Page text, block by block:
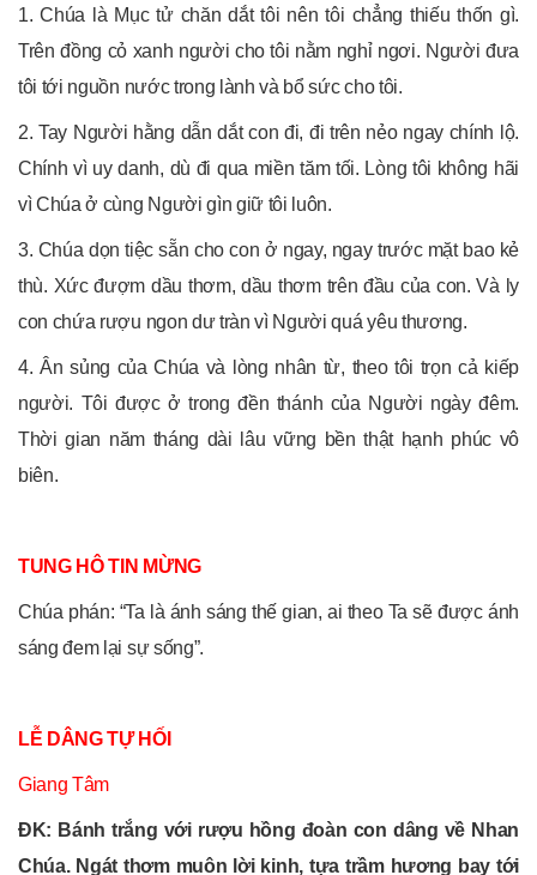
1. Chúa là Mục tử chăn dắt tôi nên tôi chẳng thiếu thốn gì.
Trên đồng cỏ xanh người cho tôi nằm nghỉ ngơi. Người đưa
tôi tới nguồn nước trong lành và bổ sức cho tôi.
2. Tay Người hằng dẫn dắt con đi, đi trên nẻo ngay chính lộ.
Chính vì uy danh, dù đi qua miền tăm tối. Lòng tôi không hãi
vì Chúa ở cùng Người gìn giữ tôi luôn.
3. Chúa dọn tiệc sẵn cho con ở ngay, ngay trước mặt bao kẻ
thù. Xức đượm dầu thơm, dầu thơm trên đầu của con. Và ly
con chứa rượu ngon dư tràn vì Người quá yêu thương.
4. Ân sủng của Chúa và lòng nhân từ, theo tôi trọn cả kiếp
người. Tôi được ở trong đền thánh của Người ngày đêm.
Thời gian năm tháng dài lâu vững bền thật hạnh phúc vô
biên.
TUNG HÔ TIN MỪNG
Chúa phán: “Ta là ánh sáng thế gian, ai theo Ta sẽ được ánh
sáng đem lại sự sống”.
LỄ DÂNG TỰ HỐI
Giang Tâm
ĐK: Bánh trắng với rượu hồng đoàn con dâng về Nhan
Chúa. Ngát thơm muôn lời kinh, tựa trầm hương bay tới